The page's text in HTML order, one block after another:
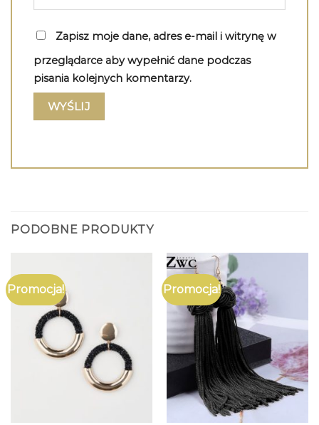
Zapisz moje dane, adres e-mail i witrynę w
przeglądarce aby wypełnić dane podczas
pisania kolejnych komentarzy.
PODOBNE PRODUKTY
Promocja! Promocja!